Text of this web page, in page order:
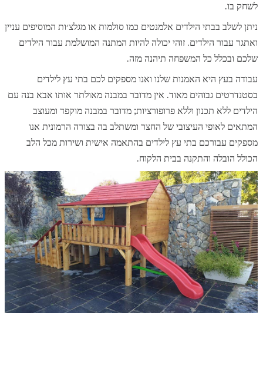
לשחק בו.
ניתן לשלב בבתי הילדים אלמנטים כמו סולמות או מגלצ׳ות המוסיפים עניין
ואתגר עבור הילדים. זוהי יכולה להיות המתנה המושלמת עבור הילדים
שלכם ובכלל כל המשפחה תיהנה מזה.
עבודה בעץ היא האמנות שלנו ואנו מספקים לכם בתי עץ לילדים
בסטנדרטים גבוהים מאוד. אין מדובר במבנה מאולתר אותו אבא בנה עם
הילדים ללא תכנון וללא פרופורציות; מדובר במבנה מוקפד ומעוצב
המתאים לאופי העיצובי של החצר ומשתלב בה בצורה הרמונית אנו
מספקים עבורכם בתי עץ לילדים בהתאמה אישית ושירות מכל הלב
הכולל הובלה והתקנה בבית הלקוח.